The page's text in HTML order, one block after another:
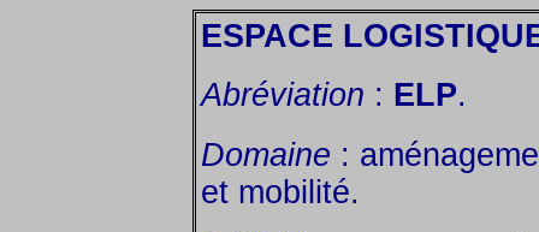
ESPACE
Abréviation : ELP.
Domaine :
et mobilité.